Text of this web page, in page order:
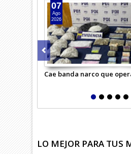
Cae banda narco que
07
Ago
2026
LO MEJOR PARA TUS